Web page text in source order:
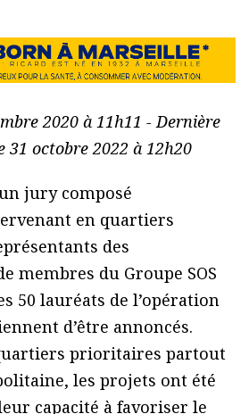
2020 à 11h11 - Dernière
31 octobre 2022 à 12h20
jury composé
en quartiers
des
membres du Groupe SOS
50 lauréats de l’opération
d’être annoncés.
prioritaires partout
les projets ont été
capacité à favoriser le